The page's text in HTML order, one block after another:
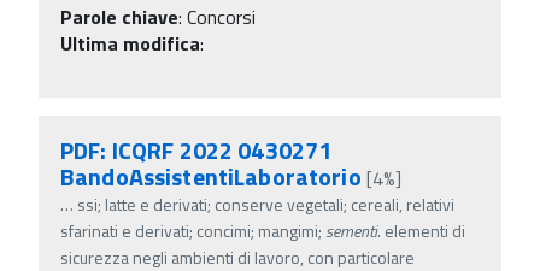
Parole chiave: Concorsi
Ultima modifica:
PDF: ICQRF 2022 0430271
BandoAssistentiLaboratorio [4%]
… ssi; latte e derivati; conserve vegetali; cereali, relativi
sfarinati e derivati; concimi; mangimi; sementi. elementi di
sicurezza negli ambienti di lavoro, con particolare